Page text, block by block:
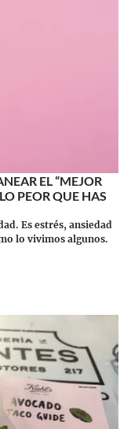
EL “MEJOR
PEOR QUE HAS
Es estrés, ansiedad
lo vivimos algunos.